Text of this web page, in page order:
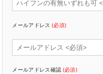
メールアドレス(必須)
メールアドレス確認 (必須)